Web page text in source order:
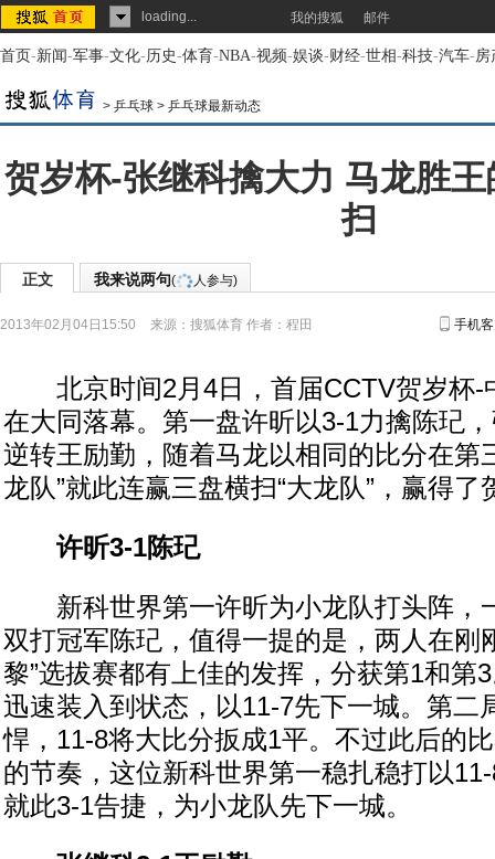
loading... 我的搜狐 邮件
首页-新闻-军事-文化-历史-体育-NBA-视频-娱谈-财经-世相-科技-汽车-房
> 乒乓球 > 乒乓球最新动态
贺岁杯-张继科擒大力 马龙胜
扫
正文 我来说两句( 人参与)
2013年02月04日15:50 来源： 搜狐体育 作者：程田 手机
北京时间2月4日，首届CCTV贺岁杯-
在大同落幕。第一盘许昕以3-1力擒陈玘
逆转王励勤，随着马龙以相同的比分在第
龙队”就此连赢三盘横扫“大龙队”，赢得了
许昕3-1陈玘
新科世界第一许昕为小龙队打头阵，
双打冠军陈玘，值得一提的是，两人在刚
黎”选拔赛都有上佳的发挥，分获第1和第
迅速装入到状态，以11-7先下一城。第二
悍，11-8将大比分扳成1平。不过此后的
的节奏，这位新科世界第一稳扎稳打以
就此3-1告捷，为小龙队先下一城。